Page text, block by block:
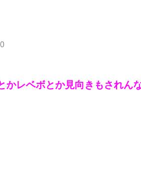
かレベボとか見向きもされん